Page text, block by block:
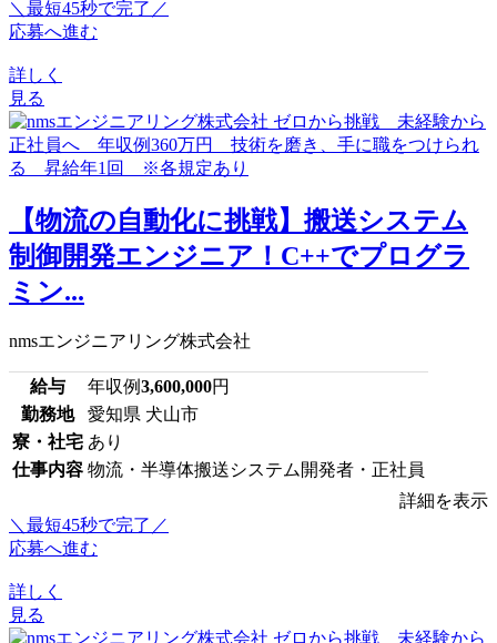
＼最短45秒で完了／
応募へ進む
詳しく
見る
【物流の自動化に挑戦】搬送システム
制御開発エンジニア！C++でプログラ
ミン...
nmsエンジニアリング株式会社
給与 年収例3,600,000円
勤務地
愛知県 犬山市
寮・社宅 あり
仕事内容 物流・半導体搬送システム開発者・正社員
詳細を表示
＼最短45秒で完了／
応募へ進む
詳しく
見る